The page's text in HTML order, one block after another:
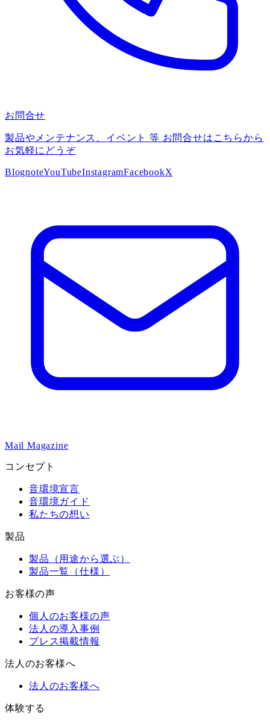
お問合せ
製品やメンテナンス、イベント 等 お問合せはこちらから
お気軽にどうぞ
BlognoteYouTubeInstagramFacebookX
Mail Magazine
コンセプト
音環境宣言
音環境ガイド
私たちの想い
製品
製品（用途から選ぶ）
製品一覧（仕様）
お客様の声
個人のお客様の声
法人の導入事例
プレス掲載情報
法人のお客様へ
法人のお客様へ
体験する